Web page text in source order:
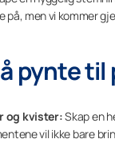
på, men vi kommer
pynte til
og kvister:Skap en
vil ikke bare